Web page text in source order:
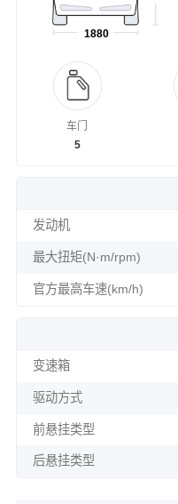
1880
车门
5
发动机
最大扭矩(N·m/rpm)
官方最高车速(km/h)
变速箱
驱动方式
前悬挂类型
后悬挂类型